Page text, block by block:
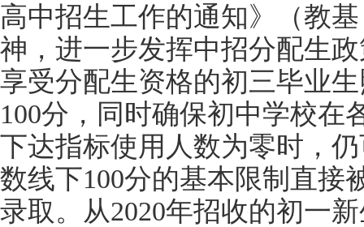
高中招生工作的通知》（教
神，进一步发挥中招分配生
享受分配生资格的初三毕业
100分，同时确保初中学校在
下达指标使用人数为零时，
数线下100分的基本限制直接
录取。从2020年招收的初一